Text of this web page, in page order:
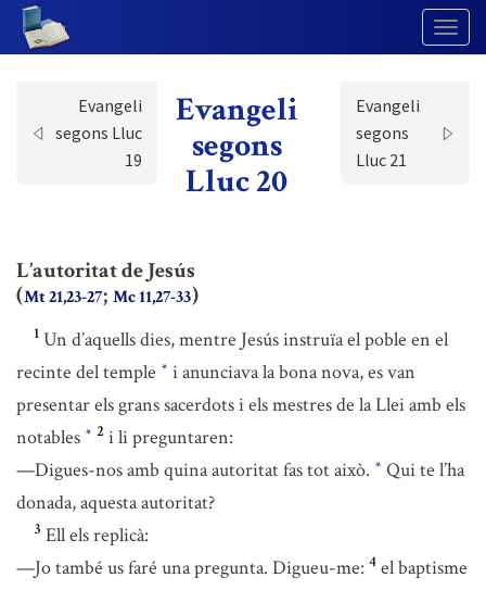
Evangeli
segons Lluc
19
Evangeli
segons
Lluc 20
Evangeli
segons
Lluc 21
L’autoritat de Jesús
(Mt 21,23-27; Mc 11,27-33)
1 Un d’aquells dies, mentre Jesús instruïa el poble en el
recinte del temple * i anunciava la bona nova, es van
presentar els grans sacerdots i els mestres de la Llei amb els
notables * 2 i li preguntaren:
—Digues-nos amb quina autoritat fas tot això. * Qui te l’ha
donada, aquesta autoritat?
3 Ell els replicà:
—Jo també us faré una pregunta. Digueu-me: 4 el baptisme